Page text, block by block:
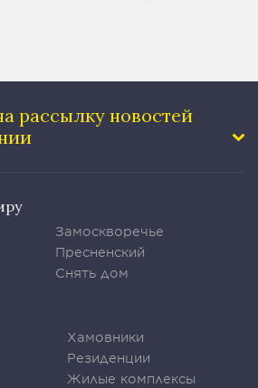
рассылку новостей
Замоскворечье
Пресненский
Снять дом
Хамовники
Резиденции
Жилые комплексы